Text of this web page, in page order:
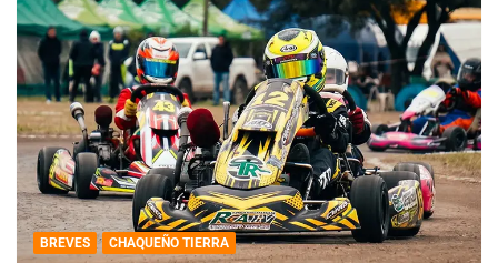
BREVES CHAQUEÑO TIERRA